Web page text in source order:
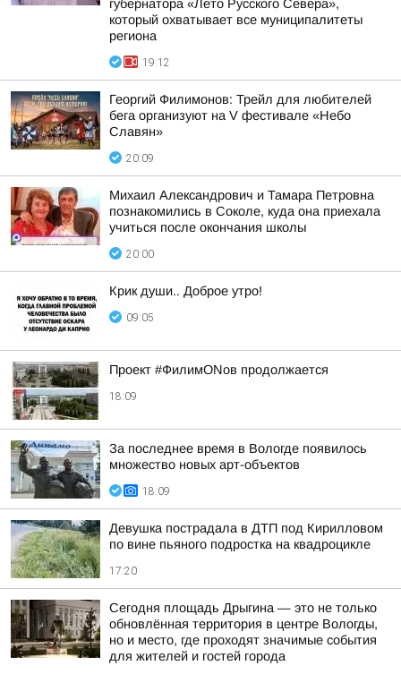
губернатора «Лето Русского Севера»,
который охватывает все муниципалитеты
региона
19:12
Георгий Филимонов: Трейл для любителей
бега организуют на V фестивале «Небо
Славян»
20:09
Михаил Александрович и Тамара Петровна
познакомились в Соколе, куда она приехала
учиться после окончания школы
20:00
Крик души.. Доброе утро!
09:05
Проект #ФилимONов продолжается
18:09
За последнее время в Вологде появилось
множество новых арт-объектов
18:09
Девушка пострадала в ДТП под Кирилловом
по вине пьяного подростка на квадроцикле
17:20
Сегодня площадь Дрыгина — это не только
обновлённая территория в центре Вологды,
но и место, где проходят значимые события
для жителей и гостей города